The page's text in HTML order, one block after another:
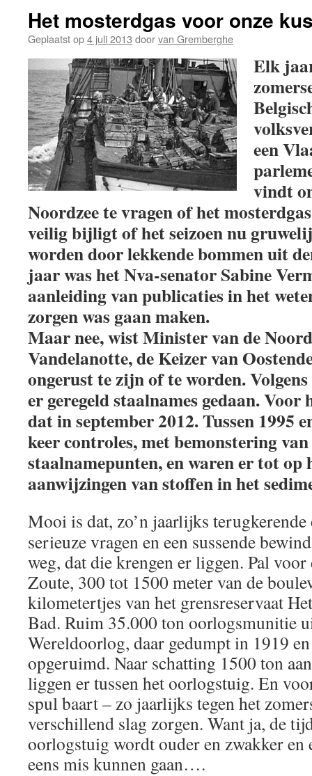
Het mosterdgas voor onze
Geplaatst op4 juli 2013 doorvan Gremberghe
Elk
een
vindt
Noordzee te vragen of het
veilig bijligt of het seizoen nu
worden door lekkende bommen uit
jaar was het Nva-senator Sabine
aanleiding van publicaties in het
zorgen was gaan maken.
Maar nee, wist Minister van de
Vandelanotte, de Keizer van
ongerust te zijn of te worden.
er geregeld staalnames gedaan. Voor
dat in september 2012. Tussen 1995
keer controles, met bemonstering
staalnamepunten, en waren er tot op
aanwijzingen van stoffen in het
Mooi is dat, zo’n jaarlijks terugkerende
serieuze vragen en een sussende
weg, dat die krengen er liggen. Pal
Zoute, 300 tot 1500 meter van de
kilometertjes van het grensreservaat
Bad. Ruim 35.000 ton oorlogsmunitie
Wereldoorlog, daar gedumpt in 1919
opgeruimd. Naar schatting 1500 ton
liggen er tussen het oorlogstuig. En
spul baart – zo jaarlijks tegen het
verschillend slag zorgen. Want ja, de
oorlogstuig wordt ouder en zwakker en
eens mis kunnen gaan….